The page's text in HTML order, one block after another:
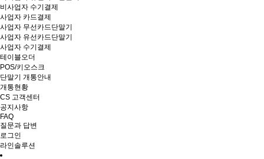
비사업자 수기결제
사업자 카드결제
사업자 무선카드단말기
사업자 유선카드단말기
사업자 수기결제
테이블오더
POS/키오스크
단말기 개통안내
개통현황
CS 고객센터
공지사항
FAQ
질문과 답변
로그인
라인솔루션